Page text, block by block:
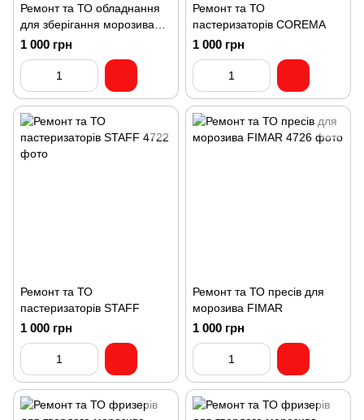
Ремонт та ТО обладнання
для зберігання морозива
COREMA
1 000 грн
Ремонт та ТО
пастеризаторів COREMA
1 000 грн
Ремонт та ТО
пастеризаторів STAFF
1 000 грн
Ремонт та ТО пресів для
морозива FIMAR
1 000 грн